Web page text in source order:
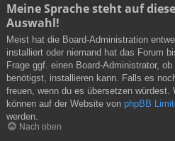
Meine Sprache steht auf
Auswahl!
Meist hat die Board-Administration
installiert oder niemand hat das Forum
Frage ggf. einen Board-Administrator,
benötigst, installieren kann. Falls es
freuen, wenn du es übersetzen würdest.
können auf der Website von phpBB
werden.
Nach oben